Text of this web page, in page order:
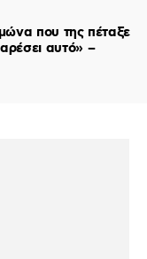
που της πέταξε
αυτό» –